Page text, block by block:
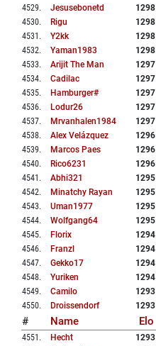
4529. Jesusebonetd
1298
4530. Rigu
1298
4531 . Y2kk
1298
4532. Yaman1983
1298
4533. Arijit The Man
1297
4534. Cadilac
1297
4535. Hamburger#
1297
4536. Lodur26
1297
4537. Mrvanhalen1984
1297
4538. Alex Velázquez
1296
4539. Marcos Paes
1296
4540. Rico6231
1296
4541 . Abhi321
1295
4542. Minatchy Rayan
1295
4543. Uman1977
1295
4544. Wolfgang64
1295
4545. Florix
1294
4546. Franzl
1294
4547. Gekko17
1294
4548. Yuriken
1294
4549. Camilo
1293
4550. Droissendorf 1293
# Name Elo
4551 . Hecht
1293